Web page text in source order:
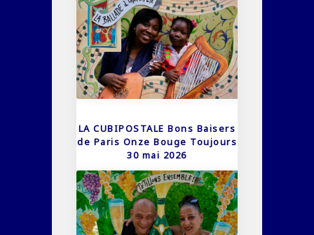
LA CUBIPOSTALE Bons Baisers
de Paris Onze Bouge Toujours
30 mai 2026